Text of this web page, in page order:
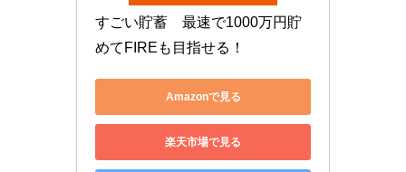
すごい貯蓄　最速で1000万円貯
めてFIREも目指せる！
Amazonで見る
楽天市場で見る